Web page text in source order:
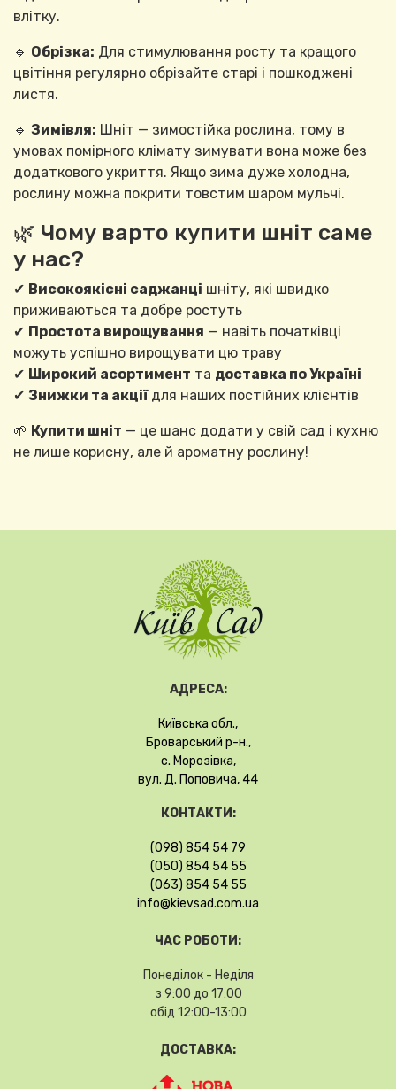
влітку.
🔹 Обрізка: Для стимулювання росту та кращого
цвітіння регулярно обрізайте старі і пошкоджені
листя.
🔹 Зимівля: Шніт — зимостійка рослина, тому в
умовах помірного клімату зимувати вона може без
додаткового укриття. Якщо зима дуже холодна,
рослину можна покрити товстим шаром мульчі.
🌿 Чому варто купити шніт саме
у нас?
✔ Високоякісні саджанці шніту, які швидко
приживаються та добре ростуть
✔ Простота вирощування — навіть початківці
можуть успішно вирощувати цю траву
✔ Широкий асортимент та доставка по Україні
✔ Знижки та акціїдля наших постійних клієнтів
🌱 Купити шніт — це шанс додати у свій сад і кухню
не лише корисну, але й ароматну рослину!
АДРЕСА:
Київська обл.,
Броварський р-н.,
с. Морозівка,
вул. Д. Поповича, 44
КОНТАКТИ:
(098) 854 54 79
(050) 854 54 55
(063) 854 54 55
info@kievsad.com.ua
ЧАС РОБОТИ:
Понеділок - Неділя
з 9:00 до 17:00
обід 12:00-13:00
ДОСТАВКА: